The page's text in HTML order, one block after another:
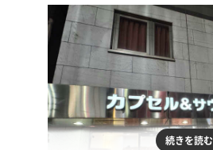
続きを読む